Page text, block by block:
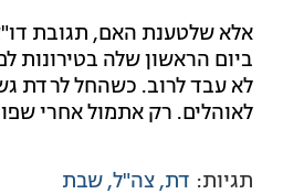
אלא שלטענת האם, תגובת
ביום הראשון שלה בטירונות
לא עבד לרוב. כשהחל לרדת
לאוהלים. רק אתמול אחרי
תגיות: דת צה"ל שבת